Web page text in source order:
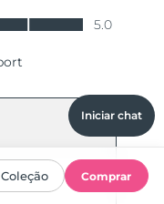
Iniciar chat
Coleção Comprar